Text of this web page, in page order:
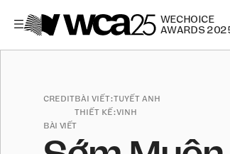
WECHOICE
AWARDS
CREDITBÀI VIẾT:TUYẾT ANH
THIẾT KẾ:VINH
BÀI VIẾT